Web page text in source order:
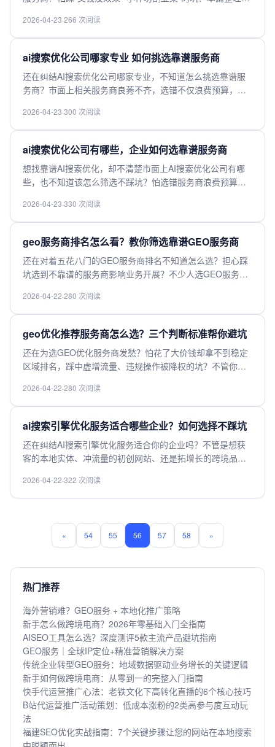
案例、技术实力、交付效果到透明收费模式全拆解，帮你避
开选品陷阱，快速找到适配需求的高性价比靠谱服务商，快
来点击获取干货。
2026-04-23·266 次阅读
ai搜索优化公司哪家专业 如何挑选靠谱服务商
还在纠结AI搜索优化公司哪家专业，不知道怎么挑选靠谱服
务商？市面上相关服务商良莠不齐，选错不仅浪费预算，还
甄别标准，从技术实力、过往案例、收费模式、售后保障多
维度拆解挑选逻辑，帮你快速避坑，找到适配需求的靠谱合
作伙伴。
2026-04-23·300 次阅读
ai搜索优化公司有哪些，企业如何选靠谱服务商
想找靠谱AI搜索优化，却不清楚市面上AI搜索优化公司有哪
些，也不知道该怎么筛选不踩坑？怕选错服务商浪费预算还
准，从实战案例、技术能力、收费模式到业务适配全拆解，
帮你避开选型陷阱，快速找到适配自身需求的高性价比服务
商，助力搜索流量稳步增长。
2026-04-23·330 次阅读
geo服务商排名怎么看？教你筛选靠谱GEO服务商
还在对着五花八门的GEO服务商排名不知道怎么选？担心踩
坑选到不靠谱的服务商影响业务开展？不少人选GEO服务商
你理清GEO服务商排名的参考逻辑，教你从资质合规、资源
覆盖、服务能力等核心维度筛选，轻松选出适配自身需求的
靠谱GEO服务商。
2026-04-22·280 次阅读
geo优化推荐服务商怎么选？三个判断标准帮你避坑
还在为选GEO优化服务商发愁？怕花了大价钱却拿不到稳定
区域排名，踩中虚增流量、违规操作被降权的坑？不管你是
的关键。本文整理了三个实用判断标准，帮你快速避坑，筛
选出合规靠谱、能落地出效果的GEO优化服务商，少花冤枉
钱，快来get正确挑选方法。
2026-04-22·280 次阅读
ai搜索引擎优化服务适合哪些企业？如何选择不踩坑
还在纠结AI搜索引擎优化服务适合你的企业吗？不管是想获
客的本地实体、冲流量的初创网站、还是拓增长的跨境品
坑，这里整理了AI SEO服务适配范围清单+实用避坑挑选指
南，帮你选到靠谱适配的服务，低成本拿下精准搜索流量，
2026-04-22·322 次阅读
« 54 55 56 57 58 »
热门推荐
海外营销难？GEO服务 + 本地化推广策略
新手怎么做跨境电商？2026年零基础入门全指南
AISEO工具怎么选？深度测评5款主流产品避坑指南
GEO服务｜全球IP定位+精准营销解决方案
传统企业转型GEO服务：地域数据驱动业务增长的关键逻辑
新手如何做跨境电商：从零到一的完整入门指南
快手代运营推广心法：老铁文化下高转化直播的6个核心技巧
B站代运营推广活动策划：低成本涨粉的2类高参与度互动玩
法
福建SEO优化实战指南：7个关键步骤让您的网站在本地搜索